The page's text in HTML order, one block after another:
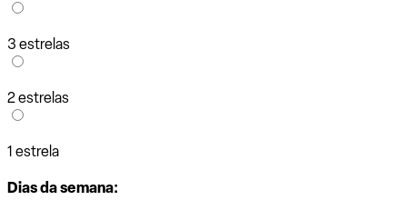
3 estrelas
2 estrelas
1 estrela
Dias da semana: